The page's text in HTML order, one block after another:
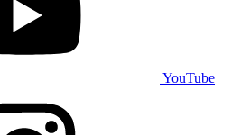
YouTube